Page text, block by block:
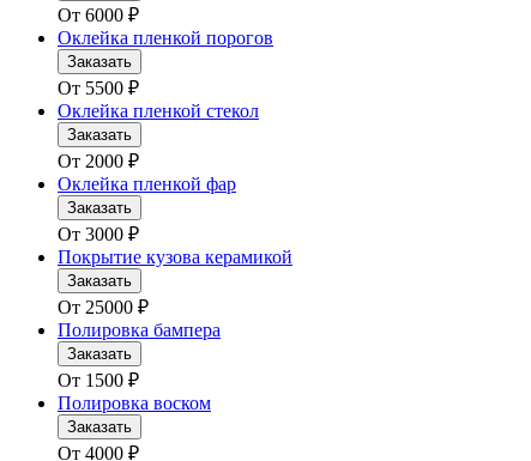
От 6000 ₽
Оклейка пленкой порогов
Заказать
От 5500 ₽
Оклейка пленкой стекол
Заказать
От 2000 ₽
Оклейка пленкой фар
Заказать
От 3000 ₽
Покрытие кузова керамикой
Заказать
От 25000 ₽
Полировка бампера
Заказать
От 1500 ₽
Полировка воском
Заказать
От 4000 ₽